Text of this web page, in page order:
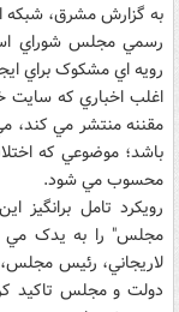
به گزارش مشرق، شبکه
رسمي مجلس شوراي
رويه اي مشکوک براي
اغلب اخباري که سايت
مقننه منتشر مي کند،
باشد؛ موضوعي که
محسوب مي شود.
رويکرد تامل
مجلس" را به يدک مي
لاريجاني، رئيس
دولت و مجلس تاکيد